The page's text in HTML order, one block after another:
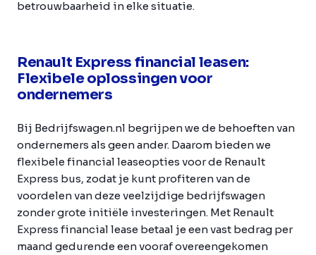
betrouwbaarheid in elke situatie.
Renault Express financial leasen:
Flexibele oplossingen voor
ondernemers
Bij Bedrijfswagen.nl begrijpen we de behoeften van
ondernemers als geen ander. Daarom bieden we
flexibele financial leaseopties voor de Renault
Express bus, zodat je kunt profiteren van de
voordelen van deze veelzijdige bedrijfswagen
zonder grote initiële investeringen. Met Renault
Express financial lease betaal je een vast bedrag per
maand gedurende een vooraf overeengekomen